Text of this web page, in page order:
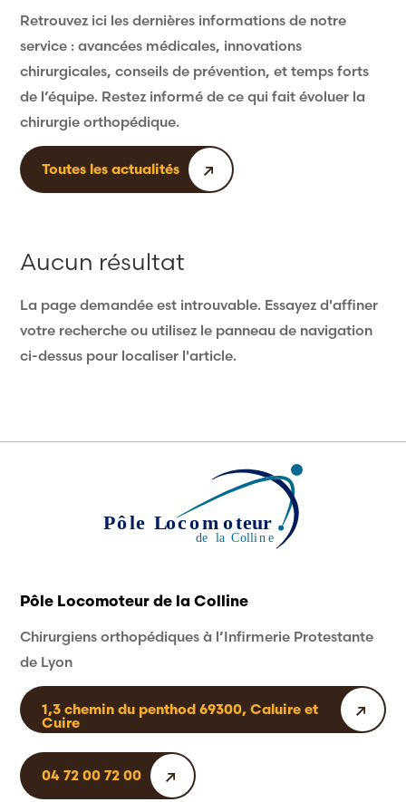
Retrouvez ici les dernières informations de notre
service : avancées médicales, innovations
chirurgicales, conseils de prévention, et temps forts
de l’équipe. Restez informé de ce qui fait évoluer la
chirurgie orthopédique.
Toutes les actualités
Aucun résultat
La page demandée est introuvable. Essayez d'affiner
votre recherche ou utilisez le panneau de navigation
ci-dessus pour localiser l'article.
Pôle Locomoteur de la Colline
Chirurgiens orthopédiques à l’Infirmerie Protestante
de Lyon
1,3 chemin du penthod 69300, Caluire et
Cuire
04 72 00 72 00